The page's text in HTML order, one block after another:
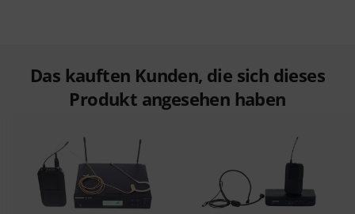
Das kauften Kunden, die sich dieses
Produkt angesehen haben